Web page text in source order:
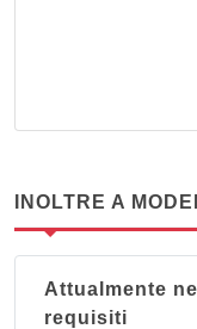
INOLTRE A
Attualmente
requisiti